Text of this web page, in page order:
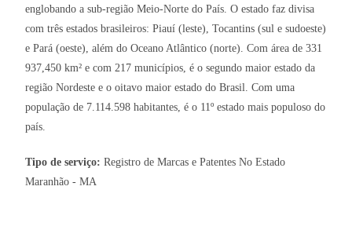
englobando a sub-região Meio-Norte do País. O estado faz divisa
com três estados brasileiros: Piauí (leste), Tocantins (sul e sudoeste)
e Pará (oeste), além do Oceano Atlântico (norte). Com área de 331
937,450 km² e com 217 municípios, é o segundo maior estado da
região Nordeste e o oitavo maior estado do Brasil. Com uma
população de 7.114.598 habitantes, é o 11º estado mais populoso do
país.
Tipo de serviço:Registro de Marcas e Patentes No Estado
Maranhão - MA